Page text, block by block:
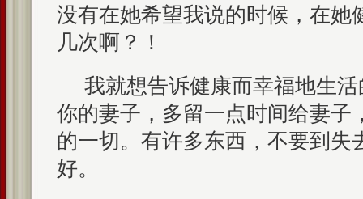
没有在她希望我说的时候，在她
几次啊？！
我就想告诉健康而幸福地生
你的妻子，多留一点时间给妻子
的一切。有许多东西，不要到失
好。